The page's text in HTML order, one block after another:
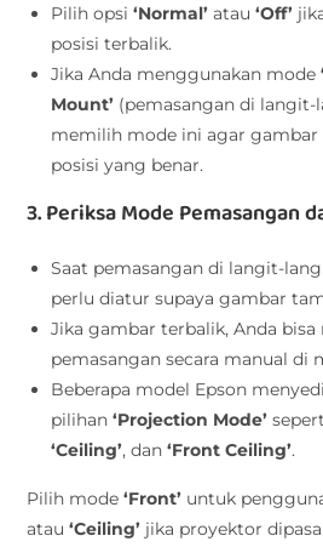
Pilih opsi‘Normal’ atau‘Off’
posisi terbalik.
Jika Anda menggunakan mode
Mount’ (pemasangan di
memilih mode ini agar
posisi yang benar.
3. Periksa Mode Pemasangan
Saat pemasangan di langit-
perlu diatur supaya gambar
Jika gambar terbalik, Anda
pemasangan secara manual di
Beberapa model Epson
pilihan‘Projection Mode’
‘Ceiling’, dan‘Front Ceiling’.
Pilih mode‘Front’ untuk
atau‘Ceiling’ jika proyektor